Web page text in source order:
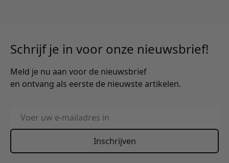
Schrijf je in voor onze nieuwsbrief!
Meld je nu aan voor de nieuwsbrief
en ontvang als eerste de nieuwste artikelen.
E-mailadres
Inschrijven